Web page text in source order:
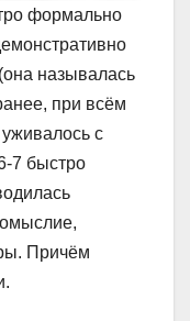
формально
называлась
при всём
с
7 быстро
Причём